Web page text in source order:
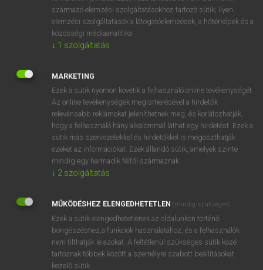
OOOOPS!
SZOTAR.NET APPLIKÁCIÓ
MICROSOFT OFFICE BŐVÍTMÉNY
BEÉPÜLŐ SZÓTÁRMODUL
ONLINE NYELVVIZSGA
EGYÉNI FELHASZNÁLÓKNAK
TANULÓKNAK
OKTATÁSI INTÉZMÉNYEKNEK
VÁLLALATI MEGOLDÁSOK
származó elemzési szolgáltatásokhoz tartozó sütik; ilyen
elemzési szolgáltatások a látogatóelemzések, a hőtérképek és a
közösségi médiaanalitika.
↓ 1 szolgáltatás
MARKETING
Ezek a sütik nyomon követik a felhasználó online tevékenységét.
Az online tevékenységek megismerésével a hirdetők
relevánsabb reklámokat jeleníthetnek meg, és korlátozhatják,
hogy a felhasználó hány alkalommal láthat egy hirdetést. Ezek a
sütik más szervezetekkel és hirdetőkkel is megoszthatják
ezeket az információkat. Ezek állandó sütik, amelyek szinte
mindig egy harmadik féltől származnak.
↓ 2 szolgáltatás
MŰKÖDÉSHEZ ELENGEDHETETLEN (mindig szükséges)
Ezek a sütik elengedhetetlenek az oldalunkon történő
böngészéshez,a funkciók használatához, és a felhasználók
nem tilthatják le azokat. A feltétlenül szükséges sütik közé
tartoznak többek között a személyre szabott beállításokat
kezelő sütik.